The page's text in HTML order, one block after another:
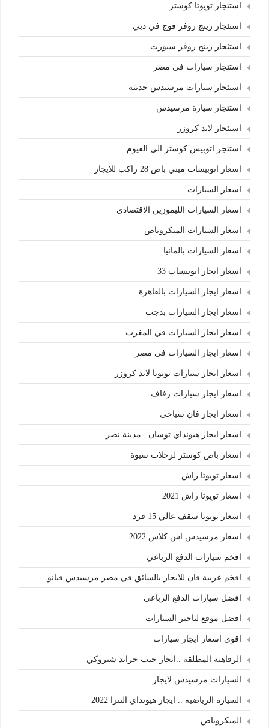
استئجار تويوتا كوستر
استئجار رينج روفر فوج في دبي
استئجار رينج روڤر سبورت
استئجار سيارات في مصر
استئجار سيارات مرسيدس حديثة
استئجار سيارة مرسيدس
استئجار لاند كروزر
استئجر اتوبيس كوستر الي الفيوم
اسعار اتوبيسات ميني باص 28 راكب للايجار
اسعار السيارات
اسعار السيارات الليموزين الاقتصادي
اسعار السيارات الميكروباص
اسعار السيارات بالمانيا
اسعار ايجار اتوبيسات 33
اسعار ايجار السيارات بالقاهرة
اسعار ايجار السيارات بدجت
اسعار ايجار السيارات في المغرب
اسعار ايجار السيارات في مصر
اسعار ايجار سيارات تويوتا لاند كروزر
اسعار ايجار سيارات زفاف
اسعار ايجار فان سياحى
اسعار ايجار هيونداي توسان.. مدينة نصر
اسعار باص كوستر لرحلات سيوة
اسعار تويوتا راش
اسعار تويوتا راش 2021
اسعار تويوتا سقف عالي 15 فرد
اسعار مرسيدس اس كلاس 2022
افخم سيارات الدفع الرباعي
افخم عربية فان للايجار بالسائق في مصر مرسيدس فيانو
افضل سيارات الدفع الرباعي
افضل موقع لتاجير السيارات
اقوى اسعار ايجار سيارات
الرفاهية المطلقة ..ايجار جيب جراند شيروكي
السيارات مرسيدس لايجار
السيارة الرياضيه .. ايجار هيونداي النترا 2022
الميكروباص